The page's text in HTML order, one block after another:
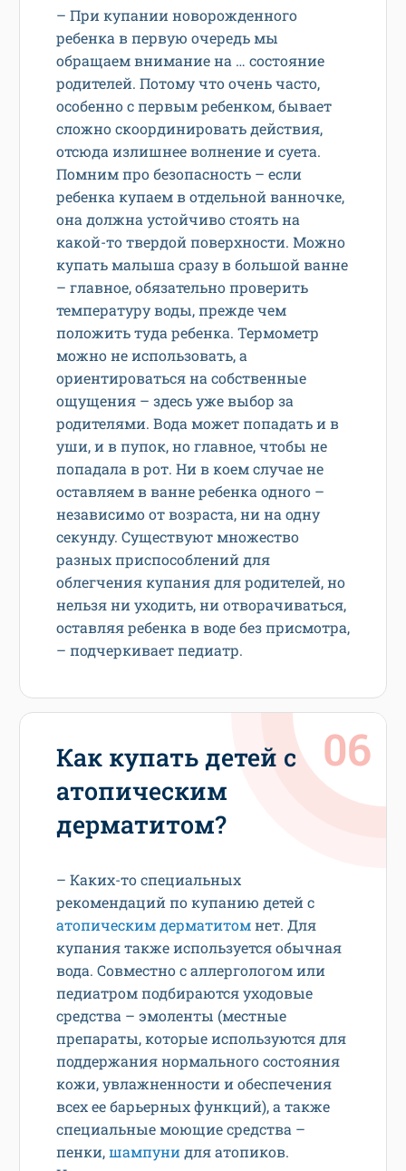
– При купании новорожденного
ребенка в первую очередь мы
обращаем внимание на … состояние
родителей. Потому что очень часто,
особенно с первым ребенком, бывает
сложно скоординировать действия,
отсюда излишнее волнение и суета.
Помним про безопасность – если
ребенка купаем в отдельной ванночке,
она должна устойчиво стоять на
какой-то твердой поверхности. Можно
купать малыша сразу в большой ванне
– главное, обязательно проверить
температуру воды, прежде чем
положить туда ребенка. Термометр
можно не использовать, а
ориентироваться на собственные
ощущения – здесь уже выбор за
родителями. Вода может попадать и в
уши, и в пупок, но главное, чтобы не
попадала в рот. Ни в коем случае не
оставляем в ванне ребенка одного –
независимо от возраста, ни на одну
секунду. Существуют множество
разных приспособлений для
облегчения купания для родителей, но
нельзя ни уходить, ни отворачиваться,
оставляя ребенка в воде без присмотра,
– подчеркивает педиатр.
Как купать детей с
атопическим
дерматитом?
– Каких-то специальных
рекомендаций по купанию детей с
атопическим дерматитомнет. Для
купания также используется обычная
вода. Совместно с аллергологом или
педиатром подбираются уходовые
средства – эмоленты (местные
препараты, которые используются для
поддержания нормального состояния
кожи, увлажненности и обеспечения
всех ее барьерных функций), а также
специальные моющие средства –
пенки,шампунидля атопиков.